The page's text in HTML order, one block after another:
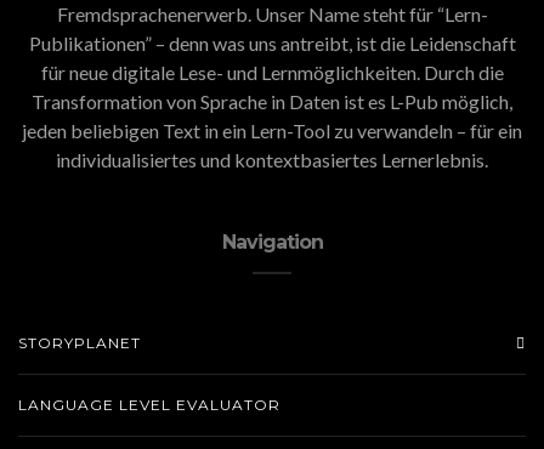
Fremdsprachenerwerb. Unser Name steht für “Lern-
Publikationen” – denn was uns antreibt, ist die Leidenschaft
für neue digitale Lese- und Lernmöglichkeiten. Durch die
Transformation von Sprache in Daten ist es L-Pub möglich,
jeden beliebigen Text in ein Lern-Tool zu verwandeln – für ein
individualisiertes und kontextbasiertes Lernerlebnis.
Navigation
STORYPLANET
LANGUAGE LEVEL EVALUATOR